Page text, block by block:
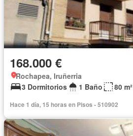
168.000 €
Rochapea, Iruñerria
3 Dormitorios
1 Baño 80 m²
Hace 1 día, 15 horas en Pisos - 510902